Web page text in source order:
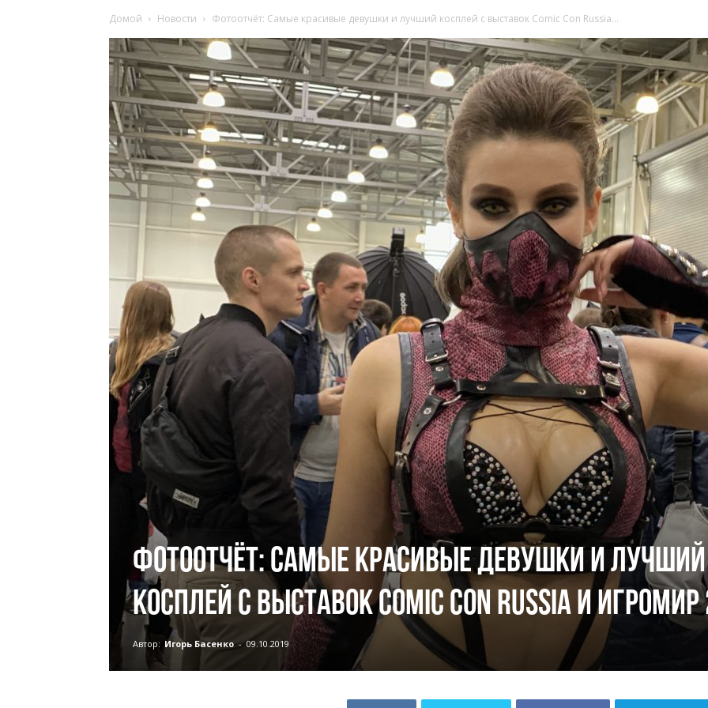
Домой Новости Фотоотчёт: Самые красивые девушки и лучший косплей с выставок Comic Con Russia...
Фотоотчёт: Самые красивые девушки и лучший
косплей с выставок Comic Con Russia и ИгроМир
Автор: Игорь Басенко - 09.10.2019